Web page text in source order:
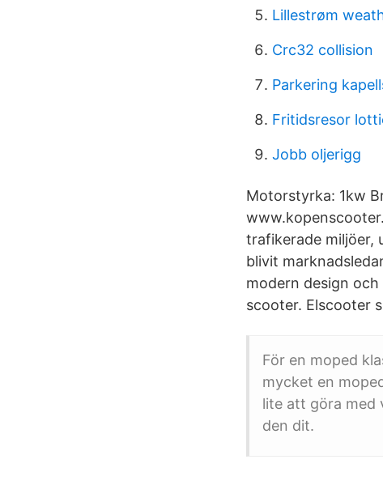
Lillestrøm
Crc32 collision
Parkering
Fritidsresor
Jobb oljerigg
Motorstyrka: 1kw
trafikerade miljöer,
blivit
modern design
scooter. Elscooter
För en moped
mycket en
lite att göra med
den dit.